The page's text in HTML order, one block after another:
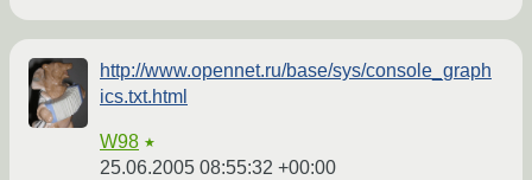
http://www.opennet.ru/base/sys/console_graph
ics.txt.html
W98 ★
25.06.2005 08:55:32 +00:00